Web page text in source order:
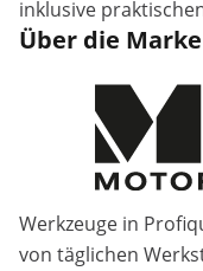
inklusive
Über die Marke
Werkzeuge in
von täglichen